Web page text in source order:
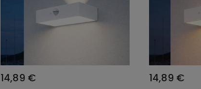
14,89 € 14,89 €